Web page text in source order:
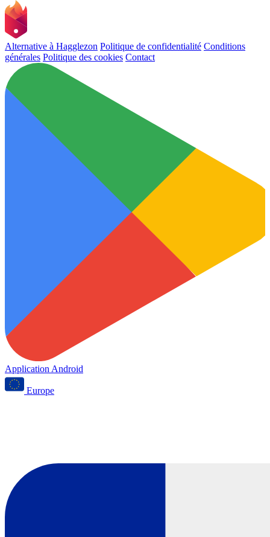
Alternative à Hagglezon Politique de confidentialité Conditions
générales Politique des cookies Contact
Application Android
Europe